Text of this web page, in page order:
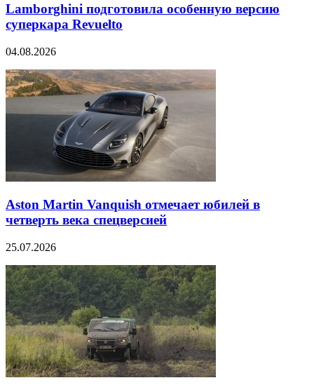
Lamborghini подготовила особенную версию
суперкара Revuelto
04.08.2026
Aston Martin Vanquish отмечает юбилей в
четверть века спецверсией
25.07.2026